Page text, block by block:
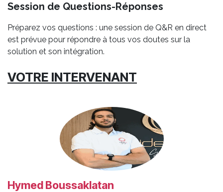
Session de Questions-Réponses
Préparez vos questions : une session de Q&R en direct
est prévue pour répondre à tous vos doutes sur la
solution et son intégration.
VOTRE INTERVENANT
Hymed Boussaklatan